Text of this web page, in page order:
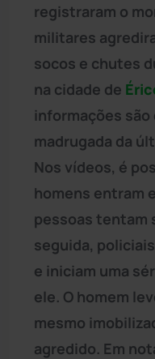
registraram o
militares
socos e chutes
na cidade de
informações são
madrugada da
Nos vídeos, é
homens entram
pessoas tentam
seguida,
e iniciam uma
ele. O homem
mesmo
agredido. Em